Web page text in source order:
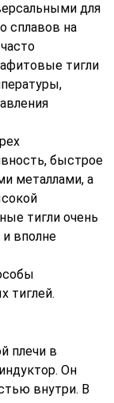
для
сплавов на
тигли
быстрое
металлами, а
тигли очень
вполне
тиглей.
плечи в
Он
внутри. В